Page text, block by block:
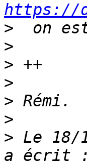
https://
>
>
>
>
>
>
> Le 18/